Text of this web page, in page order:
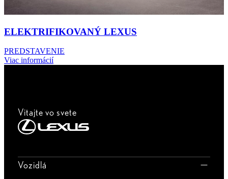
ELEKTRIFIKOVANÝ LEXUS
PREDSTAVENIE
Viac informácií
Vitajte vo svete
Vozidlá